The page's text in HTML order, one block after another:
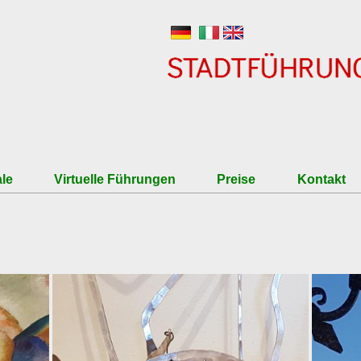
Virtuelle Führungen Preise
Stornobedingungen
Kontakt